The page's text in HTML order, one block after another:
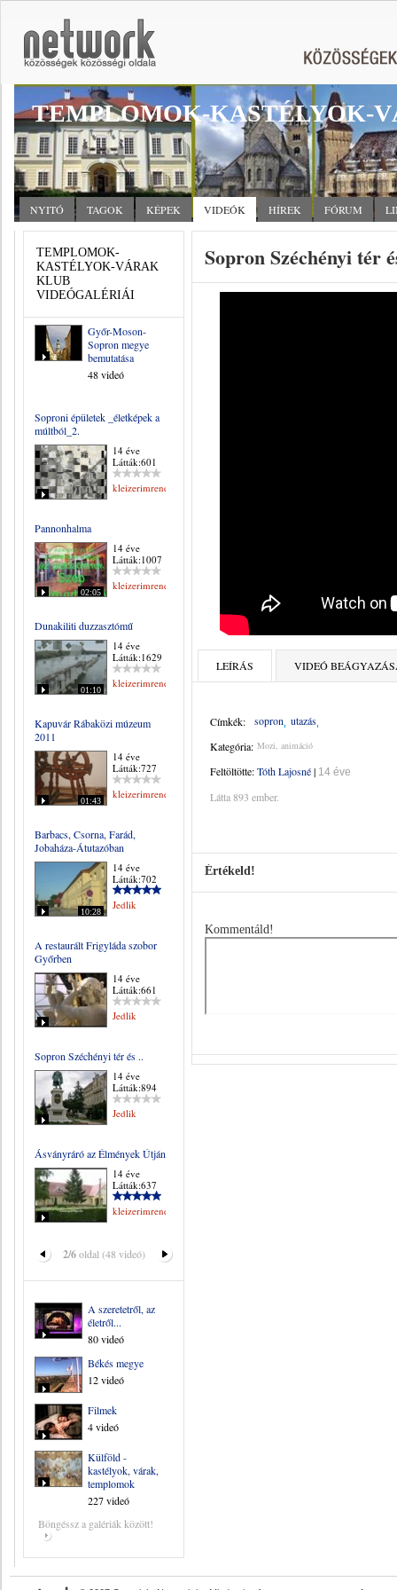
TEMPLOMOK-KASTÉLYOK-
NYITÓ TAGOK KÉPEK VIDEÓK HÍREK FÓRUM
TEMPLOMOK-
KASTÉLYOK-VÁRAK
KLUB
VIDEÓGALÉRIÁI
Győr-Moson-
Sopron megye
bemutatása
48 videó
Soproni épületek _életképek a
múltból_2.
14 éve
Látták:601
kleizerimrene
Pannonhalma
02:05
14 éve
Látták:1007
kleizerimrene
Dunakiliti duzzasztómű
01:10
14 éve
Látták:1629
kleizerimrene
Kapuvár Rábaközi múzeum
2011
01:43
14 éve
Látták:727
kleizerimrene
Barbacs, Csorna, Farád,
Jobaháza-Átutazóban
10:28
14 éve
Látták:702
Jedlik
A restaurált Frigyláda szobor
Győrben
14 éve
Látták:661
Jedlik
Sopron Széchényi tér és ..
14 éve
Látták:894
Jedlik
Ásványráró az Élmények Útján
14 éve
Látták:637
kleizerimrene
2/6oldal (48 videó)
A szeretetről, az
életről...
80 videó
Békés megye
12 videó
Filmek
4 videó
Külföld -
kastélyok, várak,
templomok
227 videó
Böngéssz a galériák között!
Sopron Széchényi tér
LEÍRÁS VIDEÓ
Címkék: sopron utazás
Kategória: Mozi, animáció
Feltöltötte:Tóth Lajosné| 14 éve
Látta 893 ember.
Értékeld!
Kommentáld!